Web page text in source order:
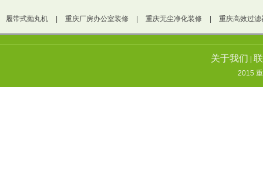
履带式抛丸机 重庆厂房办公室装修 重庆无尘净化装修 重庆高效过滤
关于我们
2015